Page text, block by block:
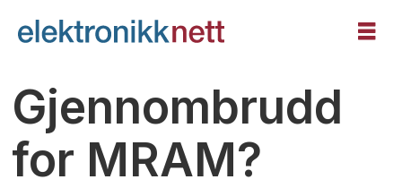
Gjennombrudd
for MRAM?